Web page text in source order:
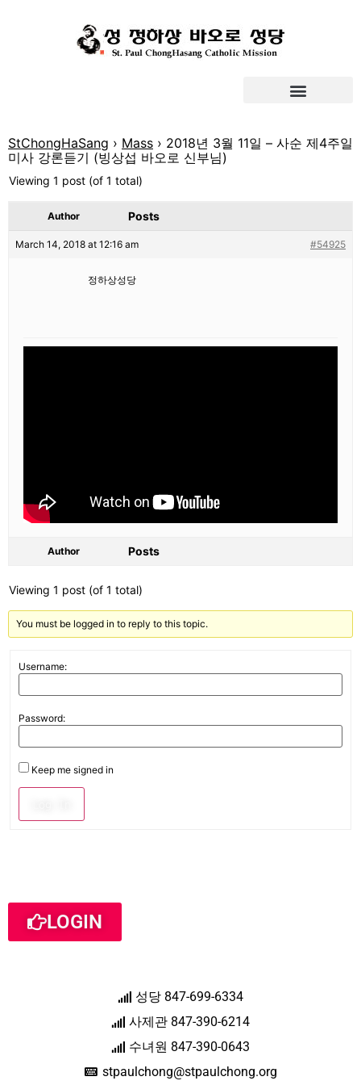
StChongHaSang › Mass › 2018년 3월 11일 – 사순 제4주일
미사 강론듣기 (빙상섭 바오로 신부님)
Viewing 1 post (of 1 total)
Author Posts
March 14, 2018 at 12:16 am #54925
정하상성당
Author Posts
Viewing 1 post (of 1 total)
You must be logged in to reply to this topic.
Username:
Password:
Keep me signed in
LOGIN
성당 847-699-6334
사제관 847-390-6214
수녀원 847-390-0643
stpaulchong@stpaulchong.org